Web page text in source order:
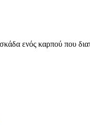
ενός καρπού που